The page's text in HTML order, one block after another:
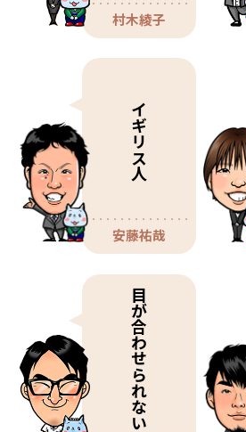
村木綾子
イギリス人
安藤祐哉
目が合わせられない